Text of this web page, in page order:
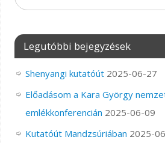
Legutóbbi bejegyzések
Shenyangi kutatóút 2025-06-27
Előadásom a Kara György
emlékkonferencián 2025-06-09
Kutatóút Mandzsúriában 2025-